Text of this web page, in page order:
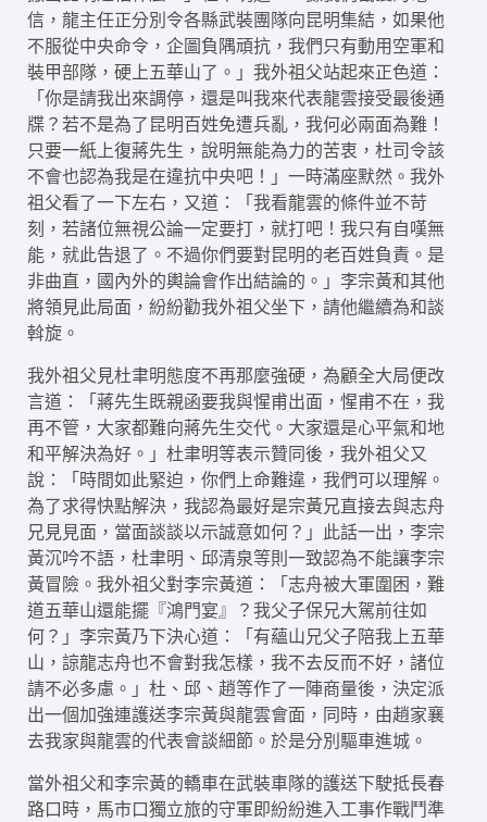
信，龍主任正分別令各縣武裝團隊向昆明集結，如果他
不服從中央命令，企圖負隅頑抗，我們只有動用空軍和
裝甲部隊，硬上五華山了。」我外祖父站起來正色道：
「你是請我出來調停，還是叫我來代表龍雲接受最後通
牒？若不是為了昆明百姓免遭兵亂，我何必兩面為難！
只要一紙上復蔣先生，說明無能為力的苦衷，杜司令該
不會也認為我是在違抗中央吧！」一時滿座默然。我外
祖父看了一下左右，又道：「我看龍雲的條件並不苛
刻，若諸位無視公論一定要打，就打吧！我只有自嘆無
能，就此告退了。不過你們要對昆明的老百姓負責。是
非曲直，國內外的輿論會作出結論的。」李宗黃和其他
將領見此局面，紛紛勸我外祖父坐下，請他繼續為和談
斡旋。
我外祖父見杜聿明態度不再那麼強硬，為顧全大局便改
言道：「蔣先生既親函要我與惺甫出面，惺甫不在，我
再不管，大家都難向蔣先生交代。大家還是心平氣和地
和平解決為好。」杜聿明等表示贊同後，我外祖父又
說：「時間如此緊迫，你們上命難違，我們可以理解。
為了求得快點解決，我認為最好是宗黃兄直接去與志舟
兄見見面，當面談談以示誠意如何？」此話一出，李宗
黃沉吟不語，杜聿明、邱清泉等則一致認為不能讓李宗
黃冒險。我外祖父對李宗黃道：「志舟被大軍圍困，難
道五華山還能擺『鴻門宴』？我父子保兄大駕前往如
何？」李宗黃乃下決心道：「有蘊山兄父子陪我上五華
山，諒龍志舟也不會對我怎樣，我不去反而不好，諸位
請不必多慮。」杜、邱、趙等作了一陣商量後，決定派
出一個加強連護送李宗黃與龍雲會面，同時，由趙家襄
去我家與龍雲的代表會談細節。於是分別驅車進城。
當外祖父和李宗黃的轎車在武裝車隊的護送下駛抵長春
路口時，馬市口獨立旅的守軍即紛紛進入工事作戰鬥準